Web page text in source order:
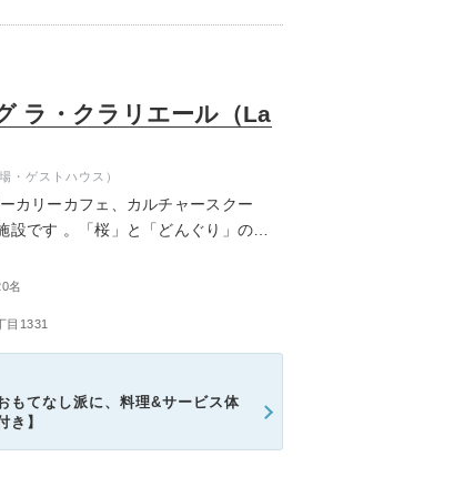
ラ・クラリエール（La
カリーカフェ、カルチャースクー
です 。「桜」と「どんぐり」の大
かな住宅街に佇む森を、日々の潤いの
・ゲストハウス）
名
目1331
もてなし派に、料理&サービス体
き】